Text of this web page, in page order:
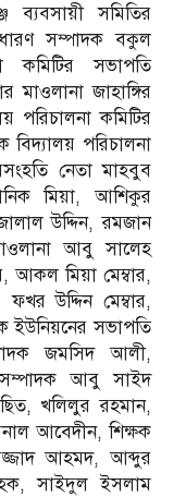
ব্যবসায়ী সমিতির
সম্পাদক বকুল
কমিটির সভাপতি
মাওলানা জাহাঙ্গির
পরিচালনা কমিটির
পরিচালনা
নেতা মাহবুব
মিয়া, আশিকুর
উদ্দিন, রমজান
আবু সালেহ
আকল মিয়া মেম্বার,
উদ্দিন মেম্বার,
ইউনিয়নের সভাপতি
জমসিদ আলী,
সম্পাদক আবু সাইদ
খলিলুর রহমান,
আবেদীন, শিক্ষক
আহমদ, আব্দুর
হক, সাইদুল ইসলাম